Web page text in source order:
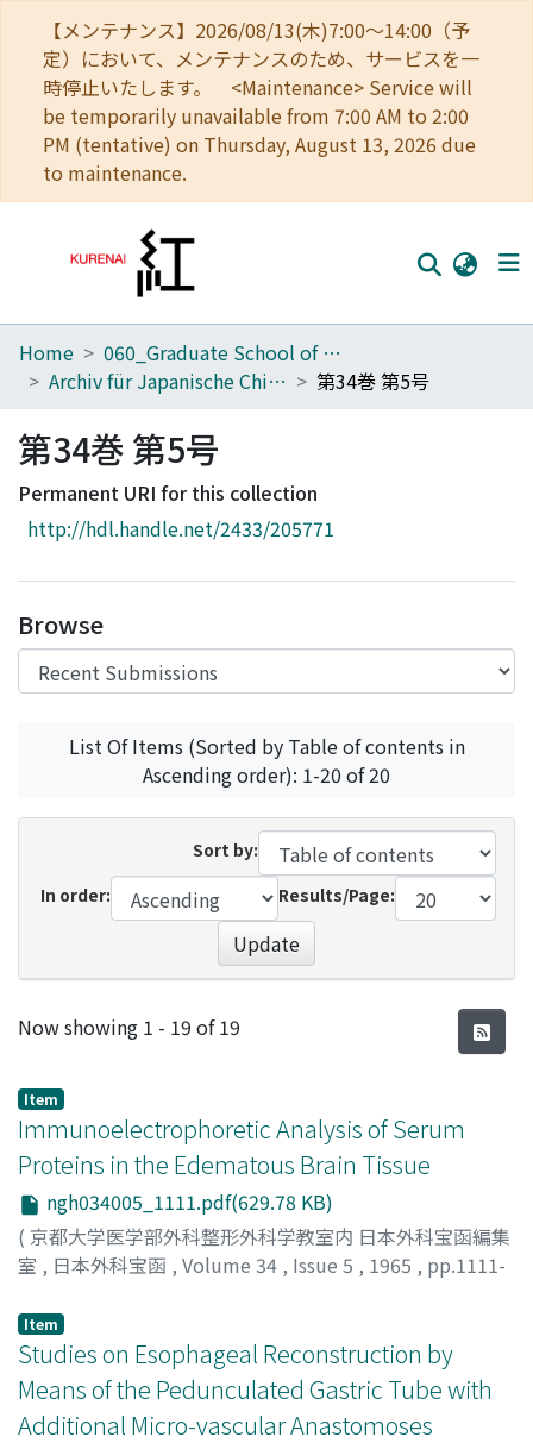
【メンテナンス】2026/08/13(木)7:00～14:00（予
定）において、メンテナンスのため、サービスを一
時停止いたします。 <Maintenance> Service will
be temporarily unavailable from 7:00 AM to 2:00
PM (tentative) on Thursday, August 13, 2026 due
to maintenance.
Home
Browse
Download Ranking
Access Statistics
Home
060_Graduate School of Medicine
Archiv für Japanische Chirurgie
第34巻 第5号
第34巻 第5号
Permanent URI for this collection
http://hdl.handle.net/2433/205771
Browse
List Of Items (Sorted by Table of contents in
Ascending order): 1-20 of 20
Sort by:
In order:
Results/Page:
Update
Recent Submissions
Now showing 1 - 19 of 19
Item
Immunoelectrophoretic Analysis of Serum
Proteins in the Edematous Brain Tissue
ngh034005_1111.pdf(629.78 KB)
( 京都大学医学部外科整形外科学教室内 日本外科宝函編集
室 , 日本外科宝函 , Volume 34 , Issue 5 , 1965 , pp.1111-
SOMEDA, Kuniyuki
直樹
Item
Studies on Esophageal Reconstruction by
Means of the Pedunculated Gastric Tube with
Additional Micro-vascular Anastomoses